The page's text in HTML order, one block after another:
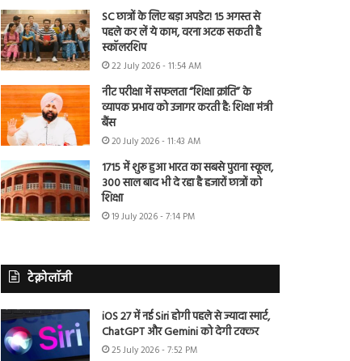
SC छात्रों के लिए बड़ा अपडेट! 15 अगस्त से
पहले कर लें ये काम, वरना अटक सकती है
स्कॉलरशिप
22 July 2026 - 11:54 AM
नीट परीक्षा में सफलता “शिक्षा क्रांति” के
व्यापक प्रभाव को उजागर करती है: शिक्षा मंत्री
बैंस
20 July 2026 - 11:43 AM
1715 में शुरू हुआ भारत का सबसे पुराना स्कूल,
300 साल बाद भी दे रहा है हजारों छात्रों को
शिक्षा
19 July 2026 - 7:14 PM
टेक्नोलॉजी
iOS 27 में नई Siri होगी पहले से ज्यादा स्मार्ट,
ChatGPT और Gemini को देगी टक्कर
25 July 2026 - 7:52 PM